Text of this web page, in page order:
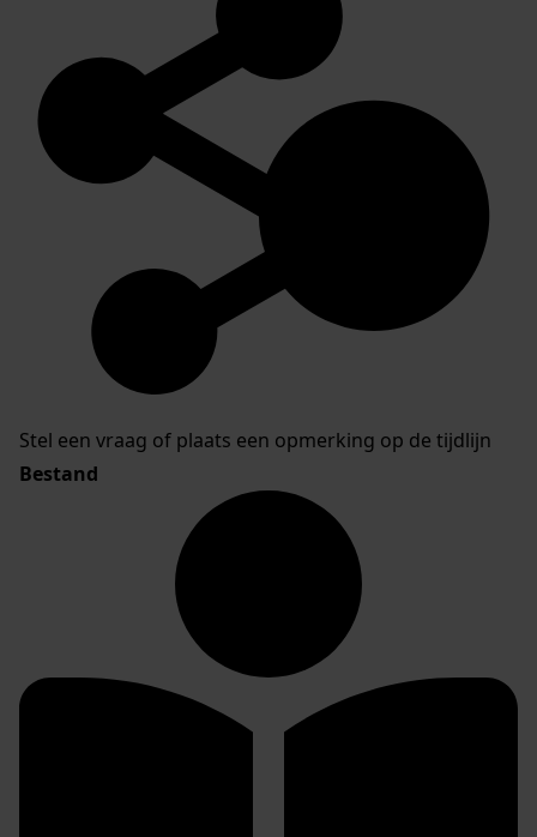
Stel een vraag of plaats een opmerking op de tijdlijn
Bestand